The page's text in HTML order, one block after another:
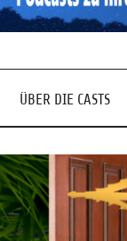
ÜBER DIE CASTS